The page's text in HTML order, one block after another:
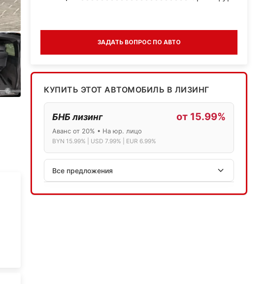
ЗАДАТЬ ВОПРОС ПО АВТО
КУПИТЬ ЭТОТ АВТОМОБИЛЬ В ЛИЗИНГ
БНБ лизинг от 15.99%
Аванс от 20% • На юр. лицо
BYN 15.99% | USD 7.99% | EUR 6.99%
Все предложения
АСБ лизинг